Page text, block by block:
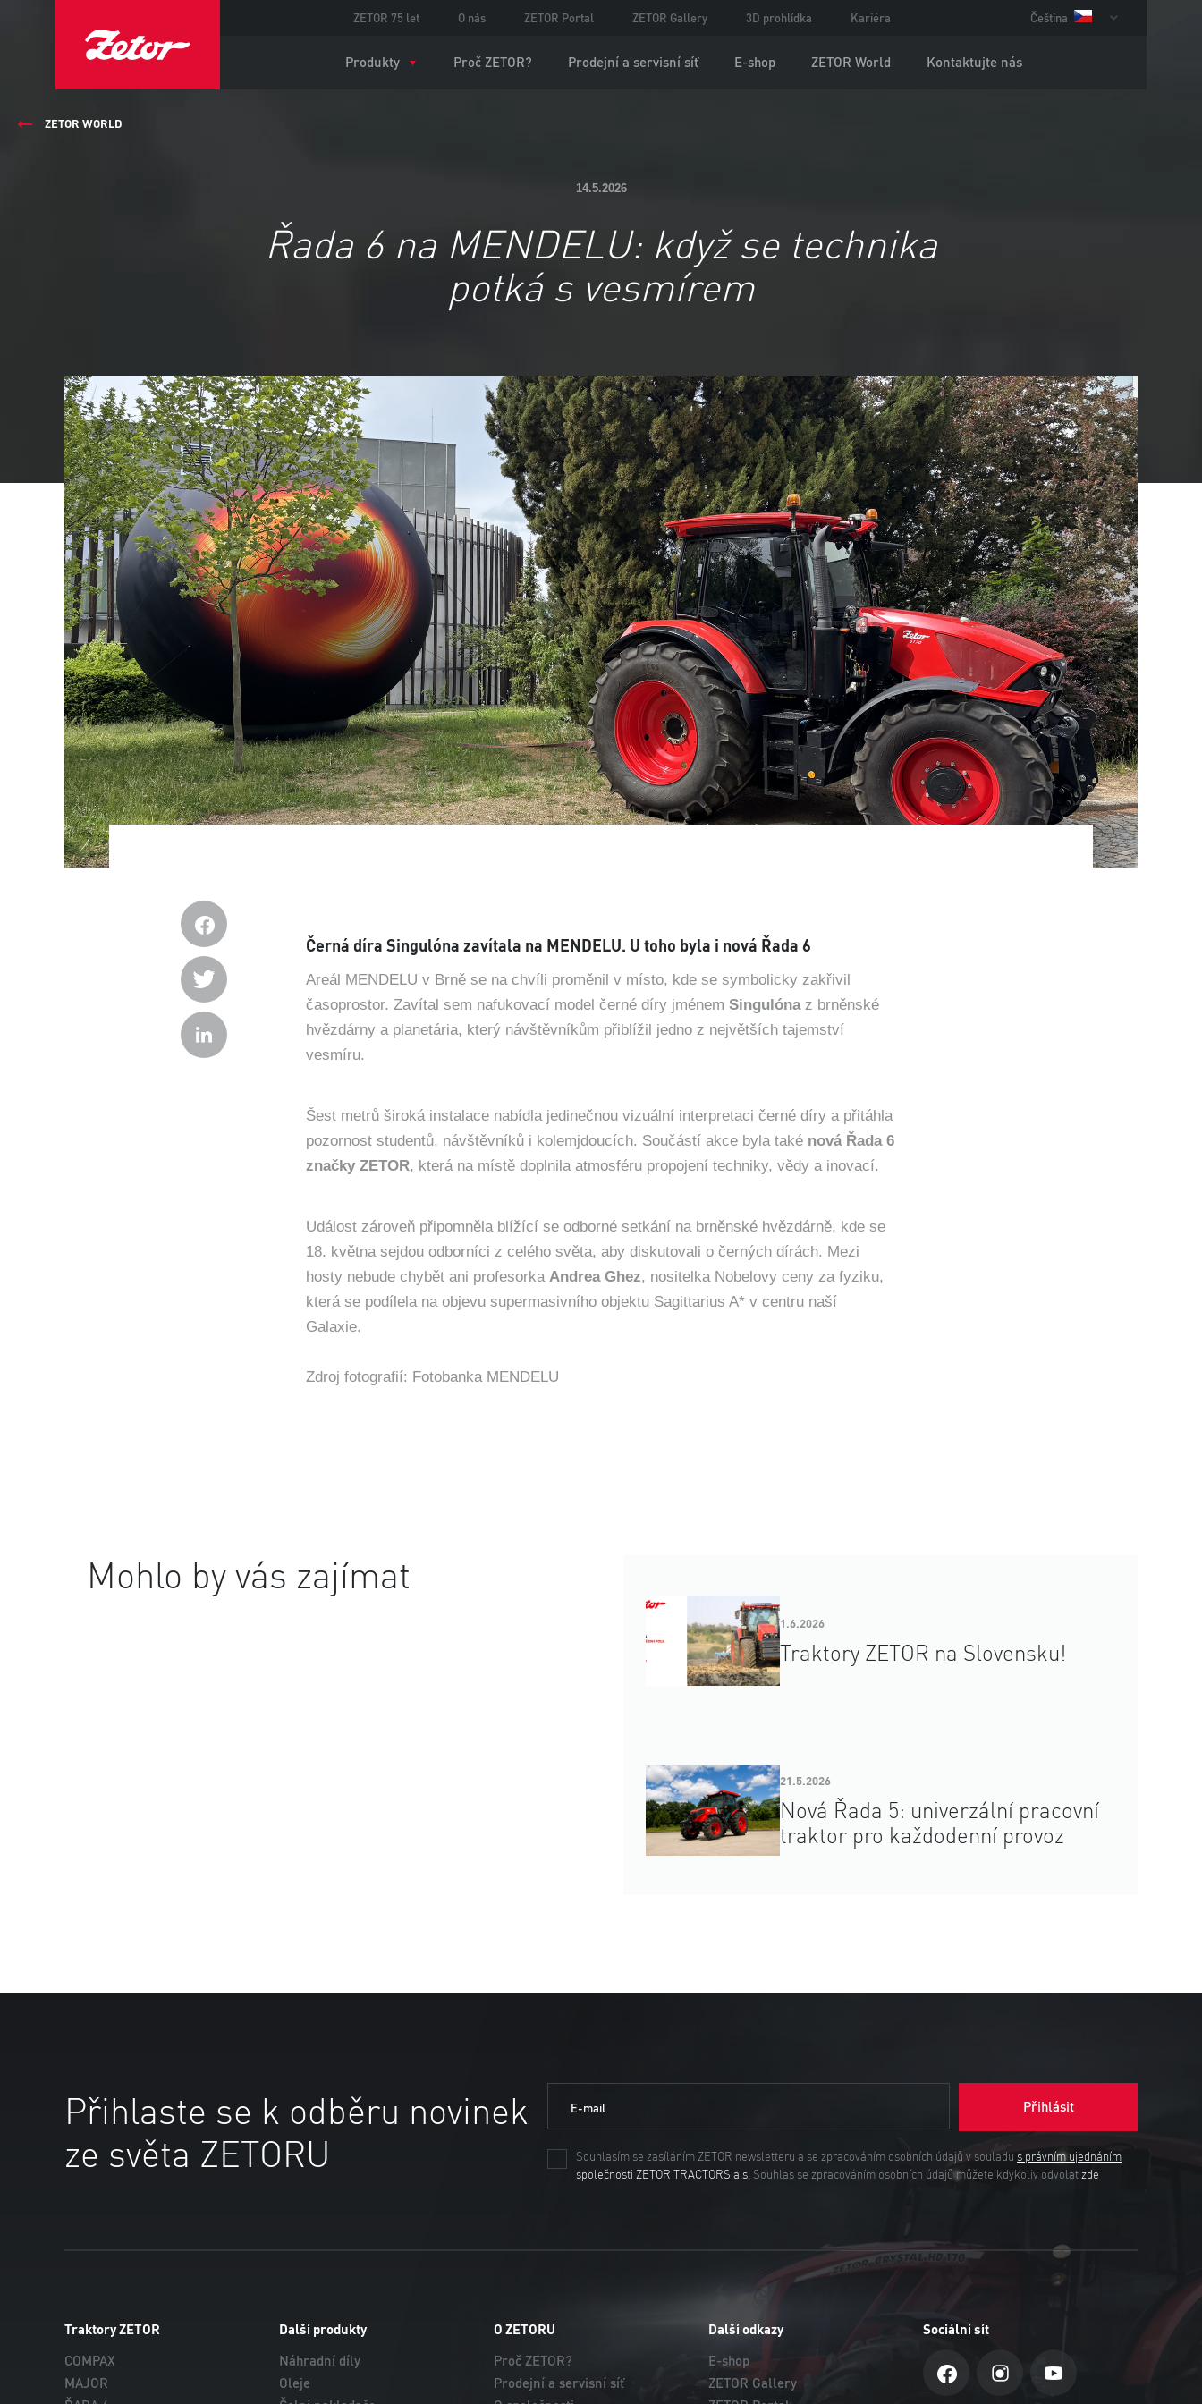
ZETOR 75 let O nás ZETOR Portal ZETOR Gallery 3D prohlídka Kariéra Čeština
Produkty Proč ZETOR? Prodejní a servisní síť E-shop ZETOR World Kontaktujte nás
ZETOR WORLD
14.5.2026
Řada 6 na MENDELU: když se technika
potká s vesmírem
Černá díra Singulóna zavítala na MENDELU. U toho byla i nová Řada 6
Areál MENDELU v Brně se na chvíli proměnil v místo, kde se symbolicky zakřivil
časoprostor. Zavítal sem nafukovací model černé díry jménem Singulónaz brněnské
hvězdárny a planetária, který návštěvníkům přiblížil jedno z největších tajemství
vesmíru.
Šest metrů široká instalace nabídla jedinečnou vizuální interpretaci černé díry a přitáhla
pozornost studentů, návštěvníků i kolemjdoucích. Součástí akce byla také nová Řada 6
značky ZETOR, která na místě doplnila atmosféru propojení techniky, vědy a inovací.
Událost zároveň připomněla blížící se odborné setkání na brněnské hvězdárně, kde se
18. května sejdou odborníci z celého světa, aby diskutovali o černých dírách. Mezi
hosty nebude chybět ani profesorka Andrea Ghez, nositelka Nobelovy ceny za fyziku,
která se podílela na objevu supermasivního objektu Sagittarius A* v centru naší
Galaxie.
Zdroj fotografií: Fotobanka MENDELU
Mohlo by vás zajímat
Traktory ZETOR na Slovensku!
1.6.2026
Nová Řada 5: univerzální pracovní
traktor pro každodenní provoz
21.5.2026
Přihlaste se k odběru novinek
ze světa ZETORU
E-mail Přihlásit
Souhlasím se zasíláním ZETOR newsletteru a se zpracováním osobních údajů v souladu s právním ujednáním
společnosti ZETOR TRACTORS a.s. Souhlas se zpracováním osobních údajů můžete kdykoliv odvolat zde
Traktory ZETOR
COMPAX
MAJOR
Další produkty
Náhradní díly
Oleje
O ZETORU
Proč ZETOR?
Prodejní a servisní síť
Další odkazy
E-shop
ZETOR Gallery
Sociální sít